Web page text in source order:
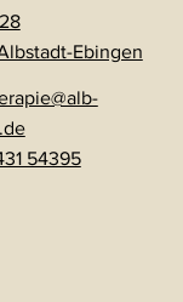
Ebingen
54395